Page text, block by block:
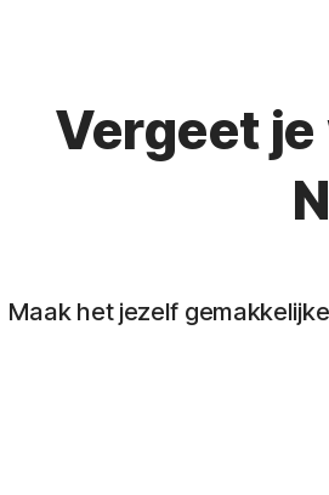
Vergeet
Maak het jezelf